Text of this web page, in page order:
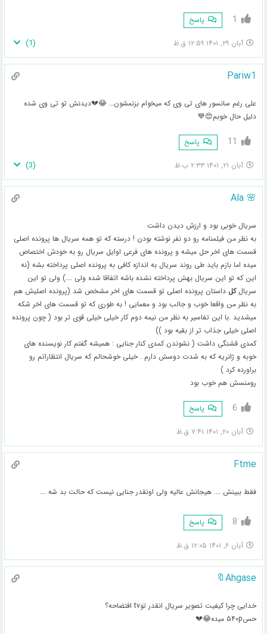
1 پاسخ
آبان ۲۹, ۱۴۰۱ ۱۲:۵۹ ق.ظ (
1
)
Pariw1
علی رغم سانسور های تی وی که میخوام بزنمشون… 😂💔دیدنش تو تی وی شده
دلیل حال خوبم😍💙
11 پاسخ
آبان ۲۱, ۱۴۰۱ ۲:۳۳ ب.ظ (
3
)
🌸 Ala
سریال خوبی بود و ارزش دیدن داشت
به نظر من فیلمنامه رو دو نفر نوشته بودن ! درسته که تو همه سریال ها پرونده اصلی
قسمت های اخر حل میشه و پرونده های فرعی اوایل سریال رو به خودش اختصاص
میده اما بازم باید طی روند سریال به اندازه کافی به پرونده اصلی پرداخته بشه (نه
این که تو این سریال بهش پرداخته نشده باشه اتفاقا شده ولی ….) ولی تو این
سریالکل داستان پرونده اصلی تو قسمت های اخر مشخص شد (پرونده اصلیش هم
به نظر من واقعا خوب و جالب بود و معمایی ! به طوری که تو قسمت های اخر شکه
میشدید .با این تفاسیر به نظر من نیمه دوم کار خیلی خیلی قوی تر بود ( چون پرونده
اصلی خیلی جذاب تر از بقیه بود ))
کمدی قشنگی داشت ( نشوندن کمدی کنار جنایی : همیشه گفتم کار نویسنده های
خوبه و ژانریه که به شدت دوسش دارم . خیلی خوشحالم که سریال انتظاراتم رو
براورده کرد )
رومنسش هم خوب بود
6 پاسخ
آبان ۲۰, ۱۴۰۱ ۷:۴۱ ق.ظ
Ftme
فقط ببینش …. هیجانش عالیه ولی اونقدر جنایی نیست که حالت بد شه ….
8 پاسخ
آبان ۶, ۱۴۰۱ ۱۲:۰۵ ق.ظ
Ahgase🔖
خدایی چرا کیفیت تصویر سریال انقدر توtv افتضاحه؟
حس۵۴۰p میده😂💔